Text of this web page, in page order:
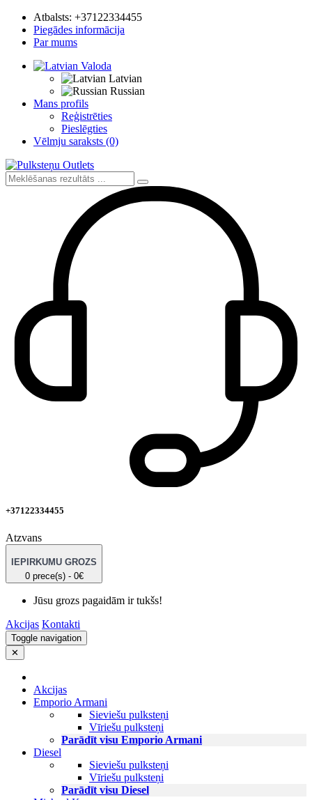
Atbalsts: +37122334455
Piegādes informācija
Par mums
Valoda
Latvian
Russian
Mans profils
Reģistrēties
Pieslēgties
Vēlmju saraksts (0)
+37122334455
Atzvans
IEPIRKUMU GROZS
0 prece(s) - 0€
Jūsu grozs pagaidām ir tukšs!
Akcijas Kontakti
Toggle navigation
✕
Akcijas
Emporio Armani
Sieviešu pulksteņi
Vīriešu pulksteņi
Parādīt visu Emporio Armani
Diesel
Sieviešu pulksteņi
Vīriešu pulksteņi
Parādīt visu Diesel